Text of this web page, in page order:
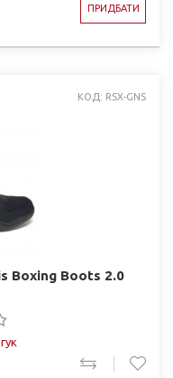
ПРИДБАТИ
КОД: RSX-GNS
Boxing Boots 2.0